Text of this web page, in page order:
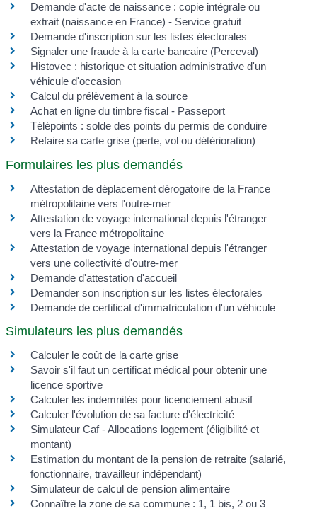
Demande d'acte de naissance : copie intégrale ou
extrait (naissance en France) - Service gratuit
Demande d'inscription sur les listes électorales
Signaler une fraude à la carte bancaire (Perceval)
Histovec : historique et situation administrative d'un
véhicule d'occasion
Calcul du prélèvement à la source
Achat en ligne du timbre fiscal - Passeport
Télépoints : solde des points du permis de conduire
Refaire sa carte grise (perte, vol ou détérioration)
Formulaires les plus demandés
Attestation de déplacement dérogatoire de la France
métropolitaine vers l'outre-mer
Attestation de voyage international depuis l'étranger
vers la France métropolitaine
Attestation de voyage international depuis l'étranger
vers une collectivité d'outre-mer
Demande d'attestation d'accueil
Demander son inscription sur les listes électorales
Demande de certificat d'immatriculation d'un véhicule
Simulateurs les plus demandés
Calculer le coût de la carte grise
Savoir s'il faut un certificat médical pour obtenir une
licence sportive
Calculer les indemnités pour licenciement abusif
Calculer l'évolution de sa facture d'électricité
Simulateur Caf - Allocations logement (éligibilité et
montant)
Estimation du montant de la pension de retraite (salarié,
fonctionnaire, travailleur indépendant)
Simulateur de calcul de pension alimentaire
Connaître la zone de sa commune : 1, 1 bis, 2 ou 3